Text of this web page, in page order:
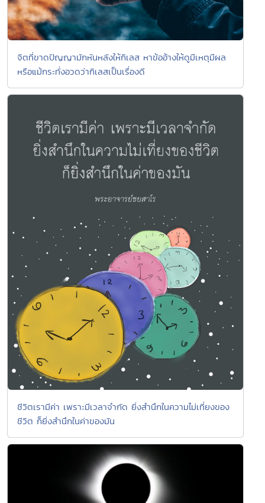
จิตที่ขาดปัญญามักหันหลังให้กิเลส หาข้ออ้างให้ดูมีเหตุมีผล
หรือแม้กระทั่งอวดว่ากิเลสเป็นเรื่องดี
ชีวิตเรามีค่า เพราะมีเวลาจำกัด ยิ่งสำนึกในความไม่เที่ยงของ
ชีวิต ก็ยิ่งสำนึกในค่าของมัน